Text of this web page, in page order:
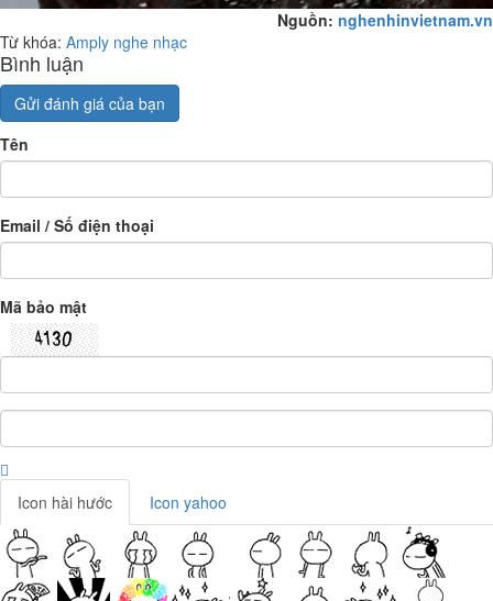
Nguồn: nghenhinvietnam.vn
Từ khóa: Amply nghe nhạc
Bình luận
Gửi đánh giá của bạn
Tên
Email / Số điện thoại
Mã bảo mật
Icon hài hước Icon yahoo